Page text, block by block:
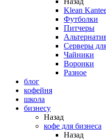
Klean
Футболки
Питчеры
Серверы
Чайники
Воронки
Разное
блог
кофейня
школа
бизнесу
Назад
кофе для бизнеса
Назад